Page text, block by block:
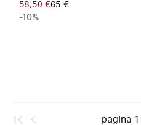
58,50 €65 €
-10%
pagina 1